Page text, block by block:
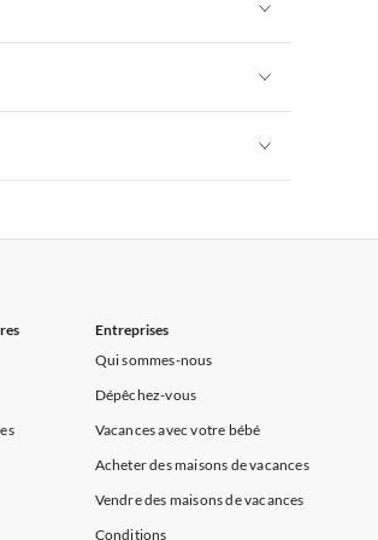
de Vacances à Provence
de Vacances à Provence
de Vacances à Provence
Entreprises
Qui sommes-nous
Dépêchez-vous
Vacances avec votre bébé
Acheter des maisons de vacances
Vendre des maisons de vacances
Conditions